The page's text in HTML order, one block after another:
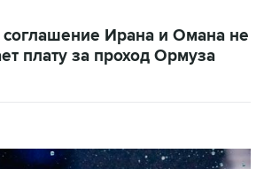
соглашение Ирана и Омана не
плату за проход Ормуза